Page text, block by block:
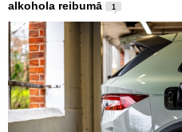
alkohola reibumā
1